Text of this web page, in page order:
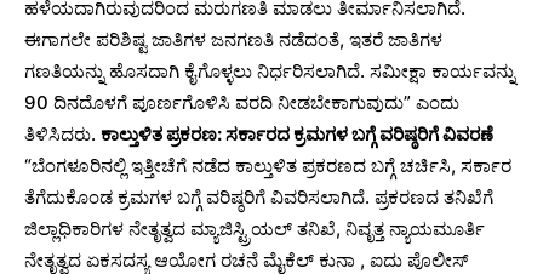
ಹಳೆಯದಾಗಿರುವುದರಿಂದ ಮರುಗಣತಿ ಮಾಡಲು ತೀರ್ಮಾನಿಸಲಾಗಿದೆ.
ಈಗಾಗಲೇ ಪರಿಶಿಷ್ಟ ಜಾತಿಗಳ ಜನಗಣತಿ ನಡೆದಂತೆ, ಇತರೆ ಜಾತಿಗಳ
ಗಣತಿಯನ್ನು ಹೊಸದಾಗಿ ಕೈಗೊಳ್ಳಲು ನಿರ್ಧರಿಸಲಾಗಿದೆ. ಸಮೀಕ್ಷಾ ಕಾರ್ಯವನ್ನು
90 ದಿನದೊಳಗೆ ಪೂರ್ಣಗೊಳಿಸಿ ವರದಿ ನೀಡಬೇಕಾಗುವುದು” ಎಂದು
ತಿಳಿಸಿದರು. ಕಾಲ್ತುಳಿತ ಪ್ರಕರಣ: ಸರ್ಕಾರದ ಕ್ರಮಗಳ ಬಗ್ಗೆ ವರಿಷ್ಠರಿಗೆ ವಿವರಣೆ
“ಬೆಂಗಳೂರಿನಲ್ಲಿ ಇತ್ತೀಚೆಗೆ ನಡೆದ ಕಾಲ್ತುಳಿತ ಪ್ರಕರಣದ ಬಗ್ಗೆ ಚರ್ಚಿಸಿ, ಸರ್ಕಾರ
ತೆಗೆದುಕೊಂಡ ಕ್ರಮಗಳ ಬಗ್ಗೆ ವರಿಷ್ಠರಿಗೆ ವಿವರಿಸಲಾಗಿದೆ. ಪ್ರಕರಣದ ತನಿಖೆಗೆ
ಜಿಲ್ಲಾಧಿಕಾರಿಗಳ ನೇತೃತ್ವದ ಮ್ಯಾಜಿಸ್ಟ್ರಿಯಲ್ ತನಿಖೆ, ನಿವೃತ್ತ ನ್ಯಾಯಮೂರ್ತಿ
ನೇತೃತ್ವದ ಏಕಸದಸ್ಯ ಆಯೋಗ ರಚನೆ ಮೈಕೆಲ್ ಕುನಾ , ಐದು ಪೊಲೀಸ್